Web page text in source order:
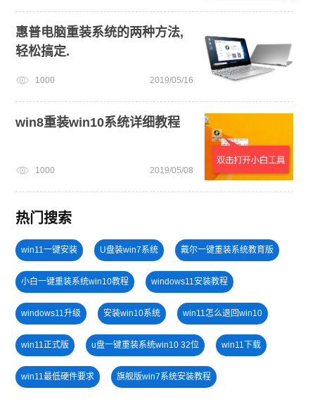
惠普电脑重装系统的两种方法,
轻松搞定.
1000 2019/05/16
win8重装win10系统详细教程
1000 2019/05/08
热门搜索
win11一键安装 U盘装win7系统 戴尔一键重装系统教育版
小白一键重装系统win10教程 windows11安装教程
windows11升级 安装win10系统 win11怎么退回win10
win11正式版 u盘一键重装系统win10 32位 win11下载
win11最低硬件要求 旗舰版win7系统安装教程